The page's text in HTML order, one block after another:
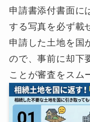
申請書添付書面に
する写真を必ず載
申請した土地を国
ので、事前に却下
ことが審査をスム